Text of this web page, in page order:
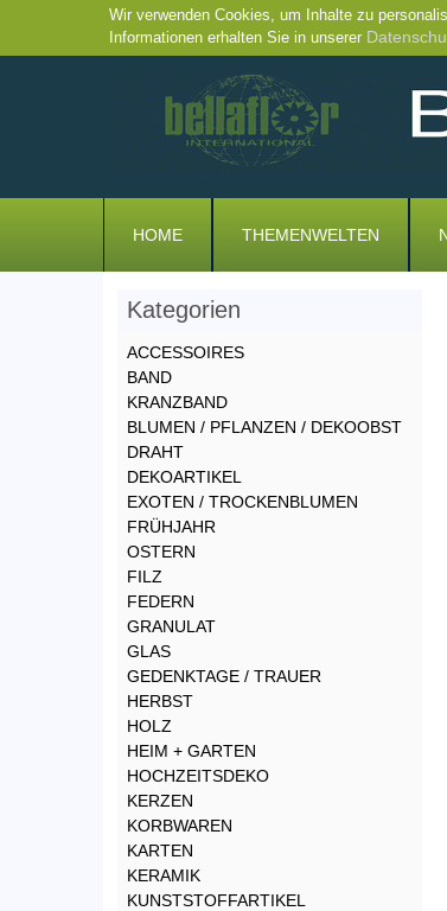
Wir verwenden Cookies, um Inhalte zu
Informationen erhalten Sie in unserer
HOME THEMENWELTEN
Kategorien
ACCESSOIRES
BAND
KRANZBAND
BLUMEN / PFLANZEN / DEKOOBST
DRAHT
DEKOARTIKEL
EXOTEN / TROCKENBLUMEN
FRÜHJAHR
OSTERN
FILZ
FEDERN
GRANULAT
GLAS
GEDENKTAGE / TRAUER
HERBST
HOLZ
HEIM + GARTEN
HOCHZEITSDEKO
KERZEN
KORBWAREN
KARTEN
KERAMIK
KUNSTSTOFFARTIKEL